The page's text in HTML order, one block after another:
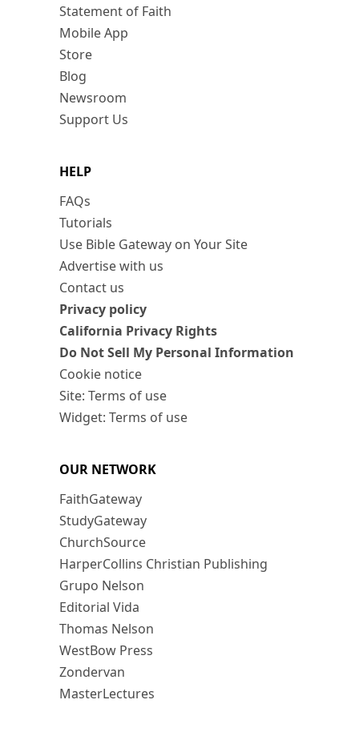
Statement of Faith
Mobile App
Store
Blog
Newsroom
Support Us
HELP
FAQs
Tutorials
Use Bible Gateway on Your Site
Advertise with us
Contact us
Privacy policy
California Privacy Rights
Do Not Sell My Personal Information
Cookie notice
Site: Terms of use
Widget: Terms of use
OUR NETWORK
FaithGateway
StudyGateway
ChurchSource
HarperCollins Christian Publishing
Grupo Nelson
Editorial Vida
Thomas Nelson
WestBow Press
Zondervan
MasterLectures